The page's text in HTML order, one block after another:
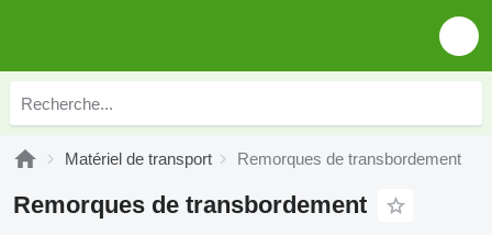
Matériel de transport Remorques de transbordement
Remorques de transbordement